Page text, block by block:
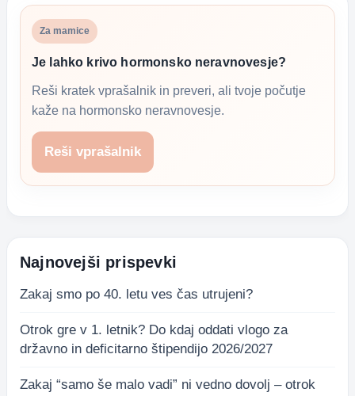
Za mamice
Je lahko krivo hormonsko neravnovesje?
Reši kratek vprašalnik in preveri, ali tvoje počutje
kaže na hormonsko neravnovesje.
Reši vprašalnik
Najnovejši prispevki
Zakaj smo po 40. letu ves čas utrujeni?
Otrok gre v 1. letnik? Do kdaj oddati vlogo za
državno in deficitarno štipendijo 2026/2027
Zakaj “samo še malo vadi” ni vedno dovolj – otrok